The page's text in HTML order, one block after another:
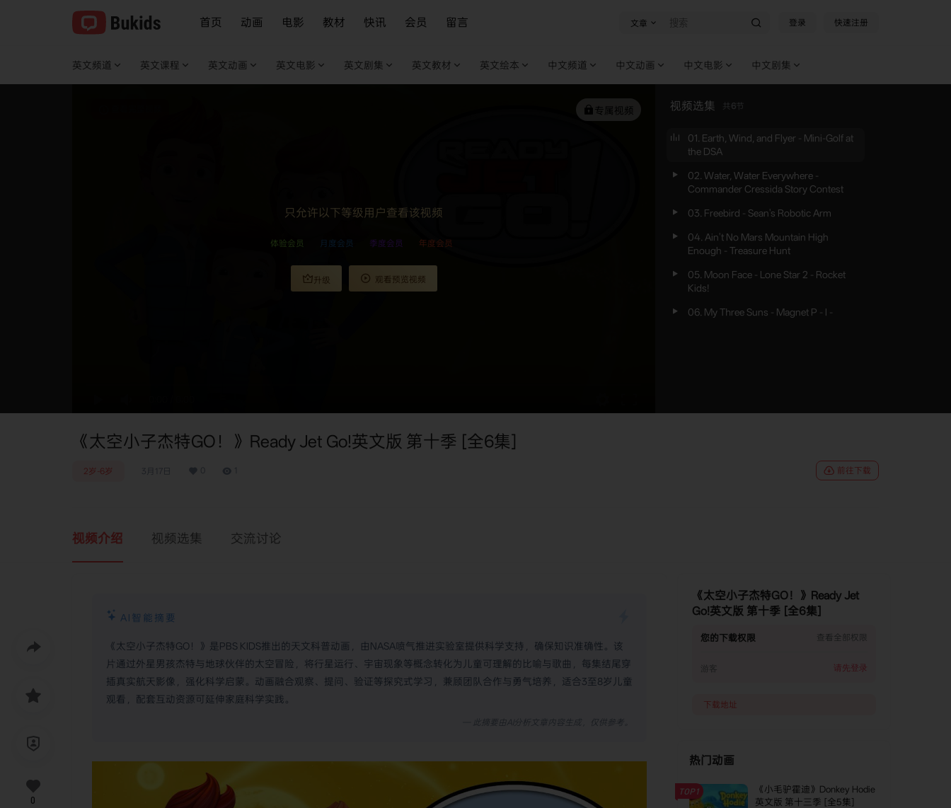
首页 动画 电影 教材 快讯 会员 留言 文章 登录 快速注册
英文频道 英文课程 英文动画 英文电影 英文剧集 英文教材 英文绘本 中文频道 中文动画 中文电影 中文剧集
专属视频
只允许以下等级用户查看该视频
体验会员 月度会员 季度会员 年度会员
升级 观看预览视频
视频选集 共 6 节
01. Earth, Wind, and Flyer - Mini-Golf at
the DSA
02. Water, Water Everywhere -
Commander Cressida Story Contest
03. Freebird - Sean's Robotic Arm
04. Ain't No Mars Mountain High
Enough - Treasure Hunt
05. Moon Face - Lone Star 2 - Rocket
Kids!
06. My Three Suns - Magnet P - I -
《太空小子杰特GO！》Ready Jet Go!英文版 第十季 [全6集]
2岁-6岁 3月17日 前往下载
视频介绍 视频选集 交流讨论
AI智能摘要
《太空小子杰特GO！》是PBS KIDS推出的天文科普动画，由NASA喷气推进实验室提供科学支持，确保知识准确性。该
片通过外星男孩杰特与地球伙伴的太空冒险，将行星运行、宇宙现象等概念转化为儿童可理解的比喻与歌曲，每集结尾穿
插真实航天影像，强化科学启蒙。动画融合观察、提问、验证等探究式学习，兼顾团队合作与勇气培养，适合3至8岁儿童
观看，配套互动资源可延伸家庭科学实践。
0
《太空小子杰特GO！》Ready Jet
Go!英文版 第十季 [全6集]
您的下载权限 查看全部权限
游客 请先登录
下载地址
热门动画
TOP1
《小毛驴霍迪》Donkey Hodie
英文版 第十三季 [全5集]